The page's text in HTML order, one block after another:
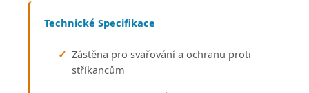
Technické Specifikace
Zástěna pro svařování a ochranu proti
stříkancům